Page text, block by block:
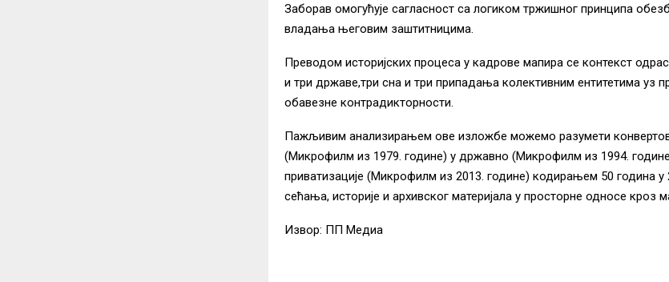
Заборав омогућује сагласност са логиком тржишног принципа
владања његовим заштитницима.
Преводом историјских процеса у кадрове мапира се контекст
и три државе,три сна и три припадања колективним ентитетима уз
обавезне контрадикторности.
Пажљивим анализирањем ове изложбе можемо разумети
(Микрофилм из 1979. године) у државно (Микрофилм из 1994.
приватизације (Микрофилм из 2013. године) кодирањем 50 година у
сећања, историје и архивског материјала у просторне односе кроз
Извор: ПП Медиа